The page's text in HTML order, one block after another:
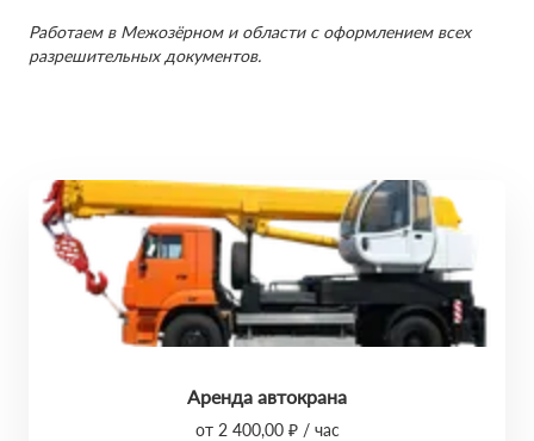
Работаем в Межозёрном и области с оформлением всех
разрешительных документов.
Аренда автокрана
от 2 400,00 ₽ / час